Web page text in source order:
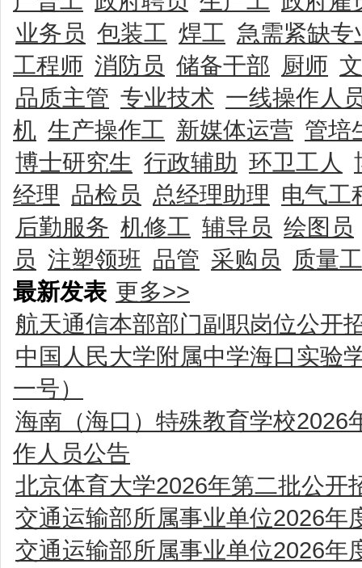
业务员 包装工 焊工 急需紧缺专
工程师 消防员 储备干部 厨师
品质主管 专业技术 一线操作人
机 生产操作工 新媒体运营 管培
博士研究生 行政辅助 环卫工人
经理 品检员 总经理助理 电气工
后勤服务 机修工 辅导员 绘图员
员 注塑领班 品管 采购员
质量
最新发表 更多>>
航天通信本部部门副职岗位公开
中国人民大学附属中学海口实验
一号）
海南（海口）特殊教育学校2026
作人员公告
北京体育大学2026年第二批公开
交通运输部所属事业单位2026年
交通运输部所属事业单位2026年